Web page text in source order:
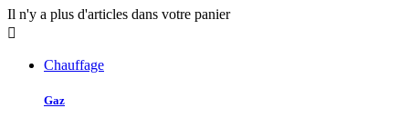
Il n'y a plus d'articles dans votre panier

Chauffage
Gaz